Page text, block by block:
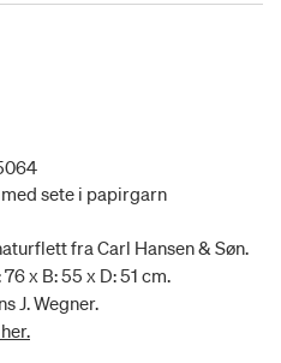
sete i papirgarn
fra Carl Hansen & Søn.
x B: 55 x D: 51 cm.
J. Wegner.